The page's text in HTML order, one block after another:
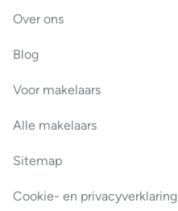
Over ons
Blog
Voor makelaars
Alle makelaars
Sitemap
Cookie- en privacyverklaring